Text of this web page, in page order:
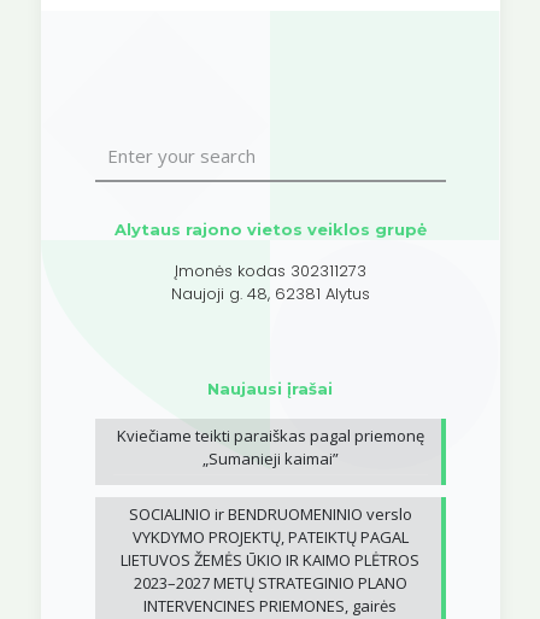
Alytaus rajono vietos veiklos grupė
Įmonės kodas 302311273
Naujoji g. 48, 62381 Alytus
Naujausi įrašai
Kviečiame teikti paraiškas pagal priemonę
„Sumanieji kaimai”
SOCIALINIO ir BENDRUOMENINIO verslo
VYKDYMO PROJEKTŲ, PATEIKTŲ PAGAL
LIETUVOS ŽEMĖS ŪKIO IR KAIMO PLĖTROS
2023–2027 METŲ STRATEGINIO PLANO
INTERVENCINES PRIEMONES, gairės